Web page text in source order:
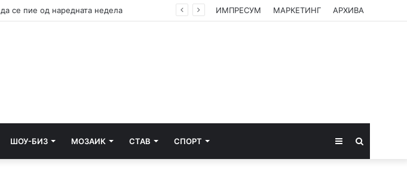
се пие од наредната недела ИМПРЕСУМ МАРКЕТИНГ АРХИВА
ШОУ-БИЗ МОЗАИК СТАВ СПОРТ Sidebar